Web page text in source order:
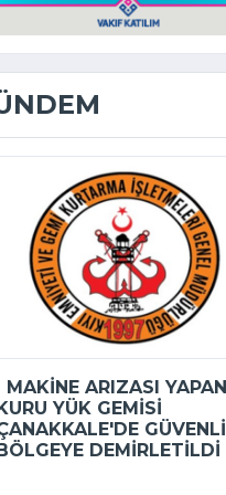
ARIZASI YAPAN
YÜK GEMISI
GÜVENLI
DEMIRLETILDI